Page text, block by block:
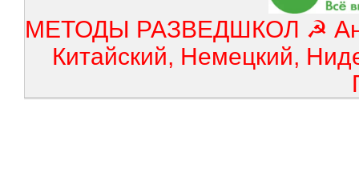
МЕТОДЫ РАЗВЕДШКОЛ ☭
Китайский, Немецкий,